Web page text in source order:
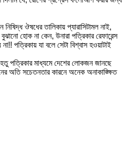
ঔষধের তালিকায় প্যারাসিটামল নাই,
হোক না কেন, উনারা পত্রিকার রেফারেন্স
পত্রিকায় যা বলে সেটা বিশ্বাস হওয়াটাই
পত্রিকার মাধ্যমে দেশের লোকজন জানছে
অতি সচেতনতার কারনে অনেক অনাকাঙ্ক্ষিত